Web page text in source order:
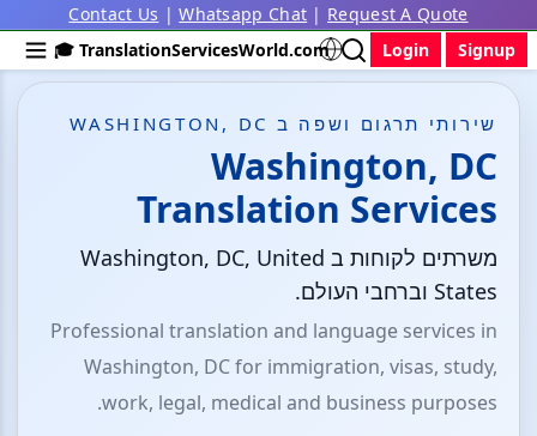
Contact Us |Whatsapp Chat | Request A Quote
🎓 TranslationServicesWorld.com
Login Signup
שירותי תרגום ושפה ב WASHINGTON, DC
Washington, DC
Translation Services
משרתים לקוחות ב Washington, DC, United
States וברחבי העולם.
Professional translation and language services in
Washington, DC for immigration, visas, study,
work, legal, medical and business purposes.